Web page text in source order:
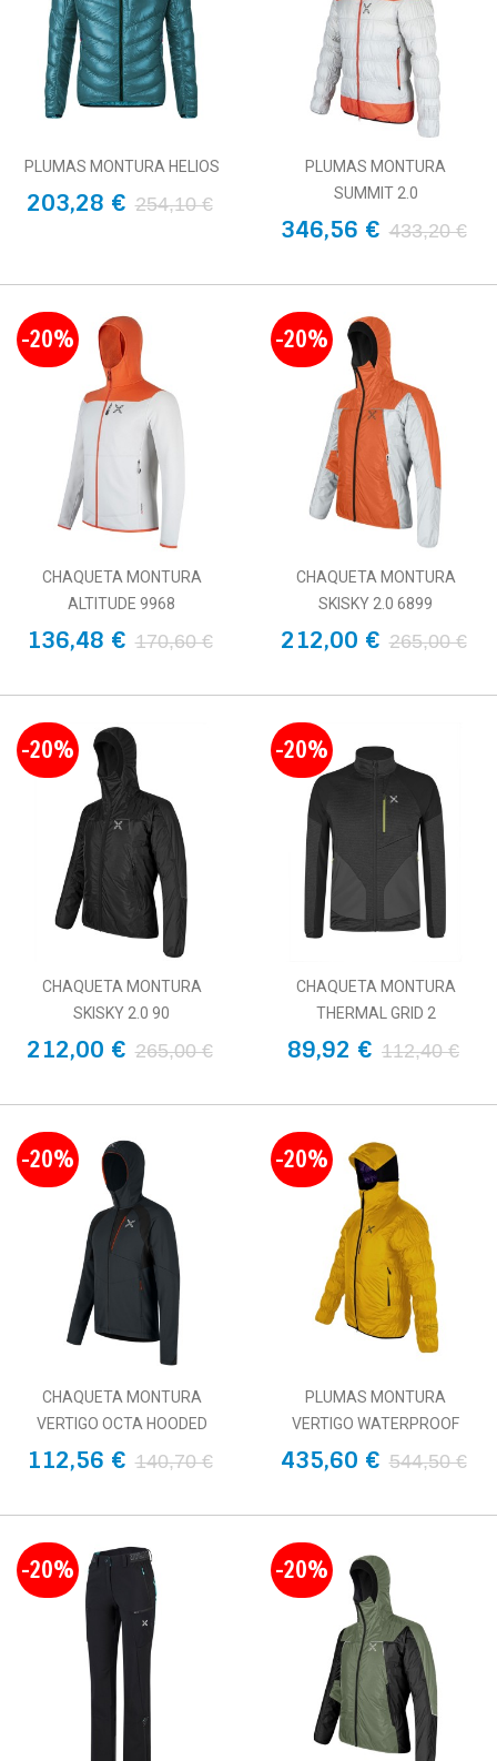
PLUMAS MONTURA HELIOS
203,28 € 254,10 €
PLUMAS MONTURA
SUMMIT 2.0
346,56 € 433,20 €
-20%
CHAQUETA MONTURA
ALTITUDE 9968
136,48 € 170,60 €
-20%
CHAQUETA MONTURA
SKISKY 2.0 6899
212,00 € 265,00 €
-20%
CHAQUETA MONTURA
SKISKY 2.0 90
212,00 € 265,00 €
-20%
CHAQUETA MONTURA
THERMAL GRID 2
89,92 € 112,40 €
-20%
CHAQUETA MONTURA
VERTIGO OCTA HOODED
112,56 € 140,70 €
-20%
PLUMAS MONTURA
VERTIGO WATERPROOF
435,60 € 544,50 €
-20% -20%